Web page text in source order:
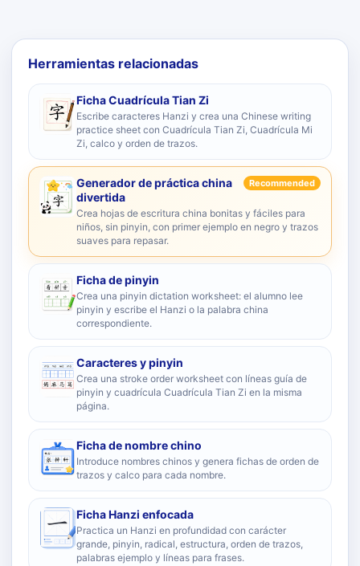
Herramientas relacionadas
Ficha Cuadrícula Tian Zi
Escribe caracteres Hanzi y crea una Chinese writing
practice sheet con Cuadrícula Tian Zi, Cuadrícula Mi
Zi, calco y orden de trazos.
Generador de práctica china
divertida
Recommended
Crea hojas de escritura china bonitas y fáciles para
niños, sin pinyin, con primer ejemplo en negro y trazos
suaves para repasar.
Ficha de pinyin
Crea una pinyin dictation worksheet: el alumno lee
pinyin y escribe el Hanzi o la palabra china
correspondiente.
Caracteres y pinyin
Crea una stroke order worksheet con líneas guía de
pinyin y cuadrícula Cuadrícula Tian Zi en la misma
página.
Ficha de nombre chino
Introduce nombres chinos y genera fichas de orden de
trazos y calco para cada nombre.
Ficha Hanzi enfocada
Practica un Hanzi en profundidad con carácter
grande, pinyin, radical, estructura, orden de trazos,
palabras ejemplo y líneas para frases.